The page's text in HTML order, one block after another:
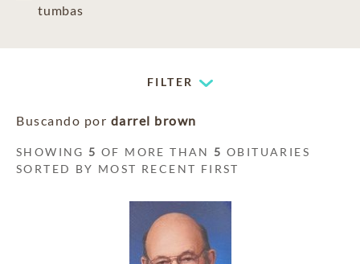
tumbas
FILTER
Buscando por darrel brown
SHOWING 5 OF MORE THAN 5 OBITUARIES
SORTED BY MOST RECENT FIRST